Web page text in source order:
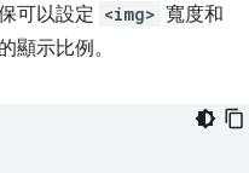
可以設定 <img> 寬度和
顯示比例。